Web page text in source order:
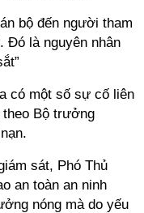
bộ đến người tham
Đó là nguyên nhân
có một số sự cố liên
theo Bộ trưởng
sát, Phó Thủ
an toàn an ninh
nóng mà do yếu